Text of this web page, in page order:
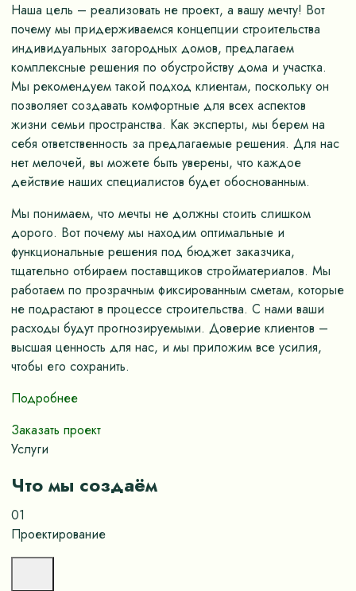
Наша цель – реализовать не проект, а вашу мечту! Вот
почему мы придерживаемся концепции строительства
индивидуальных загородных домов, предлагаем
комплексные решения по обустройству дома и участка.
Мы рекомендуем такой подход клиентам, поскольку он
позволяет создавать комфортные для всех аспектов
жизни семьи пространства. Как эксперты, мы берем на
себя ответственность за предлагаемые решения. Для нас
нет мелочей, вы можете быть уверены, что каждое
действие наших специалистов будет обоснованным.
Мы понимаем, что мечты не должны стоить слишком
дорого. Вот почему мы находим оптимальные и
функциональные решения под бюджет заказчика,
тщательно отбираем поставщиков стройматериалов. Мы
работаем по прозрачным фиксированным сметам, которые
не подрастают в процессе строительства. С нами ваши
расходы будут прогнозируемыми. Доверие клиентов –
высшая ценность для нас, и мы приложим все усилия,
чтобы его сохранить.
Подробнее
Заказать проект
Услуги
Что мы создаём
01
Проектирование